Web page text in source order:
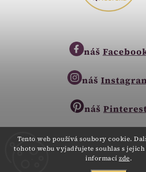
Tento web používá soubory cookie.
tohoto webu vyjadřujete souhlas s
informací zde.
náš
náš
náš
Copyright © 2023